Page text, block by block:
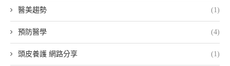
醫美趨勢 (1)
預防醫學 (4)
頭皮養護 網路分享 (1)